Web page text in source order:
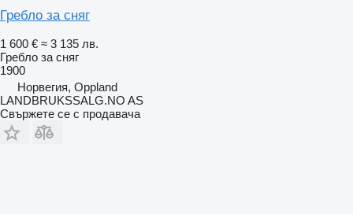
Гребло за сняг
1 600 € ≈ 3 135 лв.
Гребло за сняг
1900
Норвегия, Oppland
LANDBRUKSSALG.NO AS
Свържете се с продавача